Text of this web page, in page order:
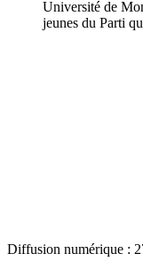
Université de
jeunes du Parti
Diffusion numérique :